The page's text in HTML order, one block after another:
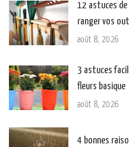
12 astuces de
ranger vos
août 8, 2026
3 astuces
fleurs basique
août 8, 2026
4 bonnes